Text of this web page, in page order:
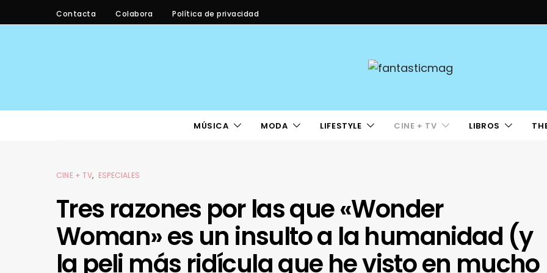
Contacta Colabora Política de privacidad
MÚSICA MODA LIFESTYLE CINE + TV LIBROS
CINE + TV ESPECIALES
Tres razones por las que «Wonder
Woman» es un insulto a la humanidad (y
la peli más ridícula que he visto en mucho